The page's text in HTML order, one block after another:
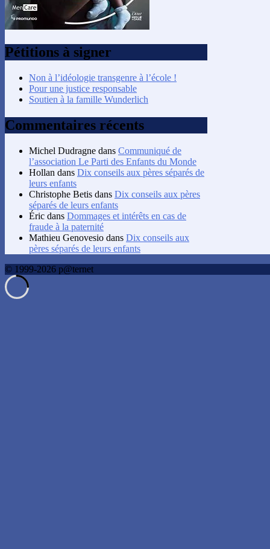
Pétitions à signer
Non à l’idéologie transgenre à l’école !
Pour une justice responsable
Soutien à la famille Wunderlich
Commentaires récents
Michel Dudragne dans Communiqué de
l’association Le Parti des Enfants du Monde
Hollan dans Dix conseils aux pères séparés de
leurs enfants
Christophe Betis dans Dix conseils aux pères
séparés de leurs enfants
Éric dans Dommages et intérêts en cas de
fraude à la paternité
Mathieu Genovesio dans Dix conseils aux
pères séparés de leurs enfants
© 1999-2026 p@ternet